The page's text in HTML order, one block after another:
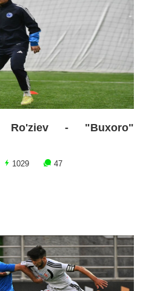
Ro'ziev - "Buxoro"
1029 47